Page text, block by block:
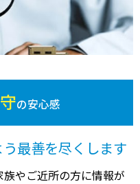
の安心感
最善を尽くします
やご近所の方に情報が